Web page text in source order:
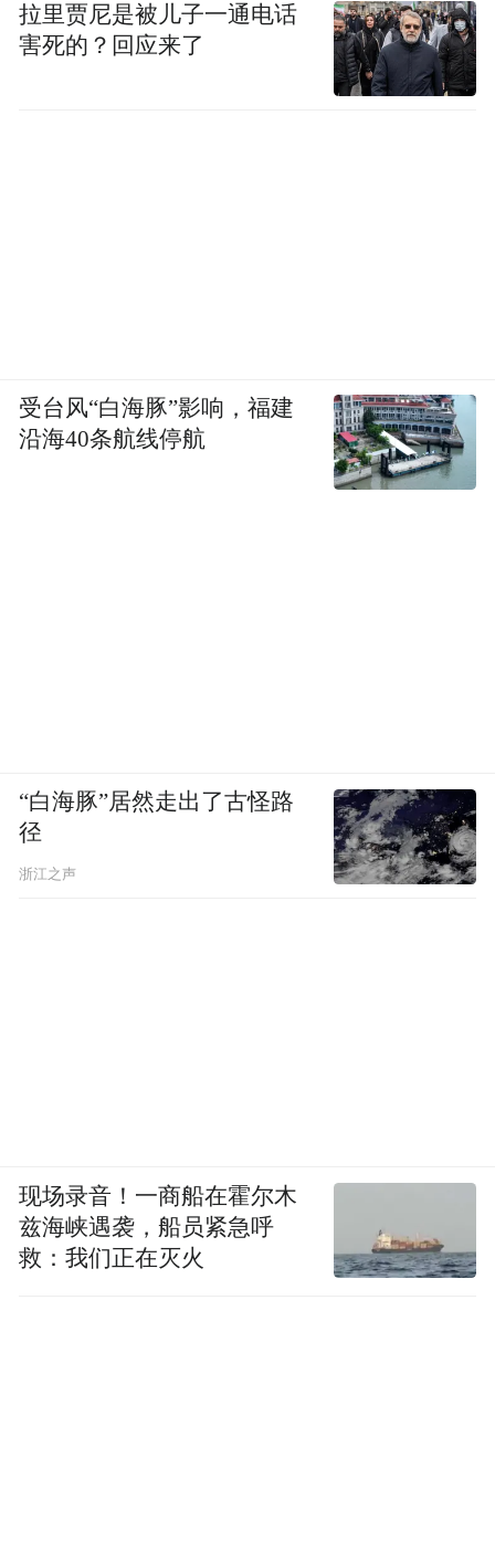
拉里贾尼是被儿子一通电话
害死的？回应来了
受台风“白海豚”影响，福建
沿海40条航线停航
“白海豚”居然走出了古怪路
径
浙江之声
现场录音！一商船在霍尔木
兹海峡遇袭，船员紧急呼
救：我们正在灭火